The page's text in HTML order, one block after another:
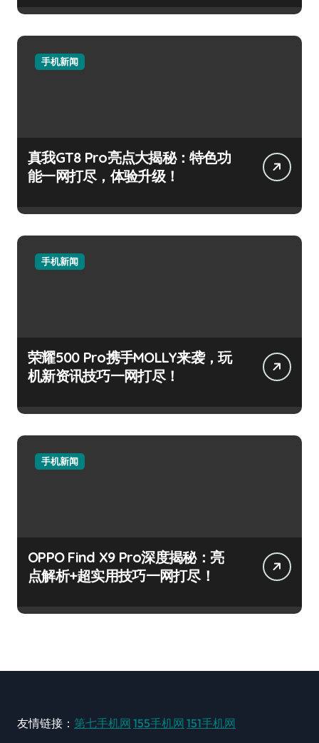
手机新闻
真我GT8 Pro亮点大揭秘：特色功
能一网打尽，体验升级！
手机新闻
荣耀500 Pro携手MOLLY来袭，玩
机新资讯技巧一网打尽！
手机新闻
OPPO Find X9 Pro深度揭秘：亮
点解析+超实用技巧一网打尽！
友情链接： 第七手机网 155手机网 151手机网